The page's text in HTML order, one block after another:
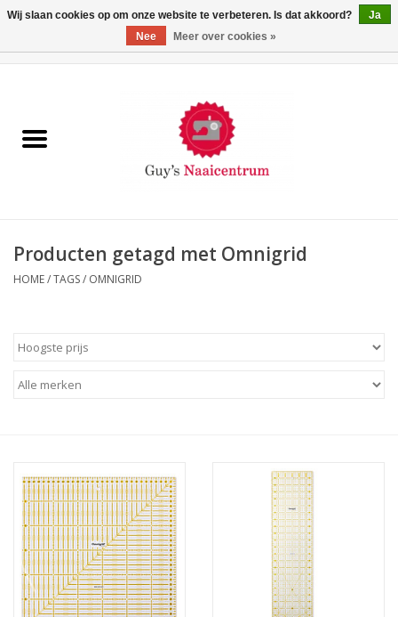
Machines
Paspoppen
Opbergsystemen
Stoffen
Breien en haken
Handwerk
Producten getagd met Omnigrid
HOME/TAGS/ OMNIGRID
Wij slaan cookies op om onze website te verbeteren. Is dat akkoord?
Ja
Nee
Meer over cookies »